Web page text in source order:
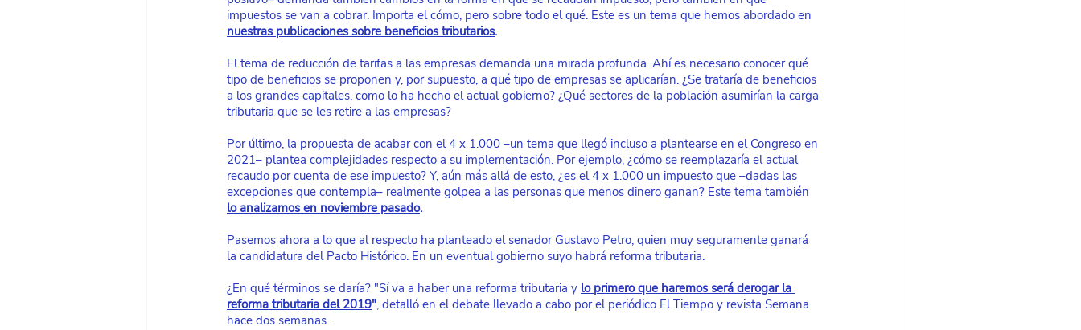
impuestos se van a cobrar. Importa el cómo, pero sobre todo el qué. Este es un tema que hemos abordado en
nuestras publicaciones sobre beneficios tributarios.
El tema de reducción de tarifas a las empresas demanda una mirada profunda. Ahí es necesario conocer qué
tipo de beneficios se proponen y, por supuesto, a qué tipo de empresas se aplicarían. ¿Se trataría de beneficios
a los grandes capitales, como lo ha hecho el actual gobierno? ¿Qué sectores de la población asumirían la carga
tributaria que se les retire a las empresas?
Por último, la propuesta de acabar con el 4 x 1.000 –un tema que llegó incluso a plantearse en el Congreso en
2021– plantea complejidades respecto a su implementación. Por ejemplo, ¿cómo se reemplazaría el actual
recaudo por cuenta de ese impuesto? Y, aún más allá de esto, ¿es el 4 x 1.000 un impuesto que –dadas las
excepciones que contempla– realmente golpea a las personas que menos dinero ganan? Este tema también
lo analizamos en noviembre pasado.
Pasemos ahora a lo que al respecto ha planteado el senador Gustavo Petro, quien muy seguramente ganará
la candidatura del Pacto Histórico. En un eventual gobierno suyo habrá reforma tributaria.
¿En qué términos se daría? "Sí va a haber una reforma tributaria y lo primero que haremos será derogar la
reforma tributaria del 2019", detalló en el debate llevado a cabo por el periódico El Tiempo y revista Semana
hace dos semanas.